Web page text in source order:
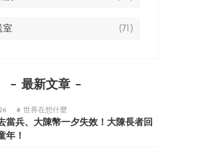
室 (71)
最新文章
# 世界在想什麼
當兵、大陳幣一夕失效！大陳長者回
年！